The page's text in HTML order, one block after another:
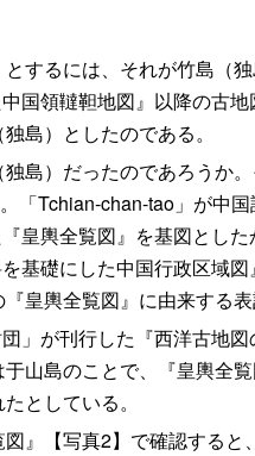
するには、それが竹島（
国領韃靼地図』以降の古
島）としたのである。
島）だったのであろうか
「Tchian‐chan-tao」が中
皇輿全覧図』を基図とし
基礎にした中国行政区域
皇輿全覧図』に由来する表
」が刊行した『西洋古地
山島のことで、『皇輿全
としている。
』【写真2】で確認する